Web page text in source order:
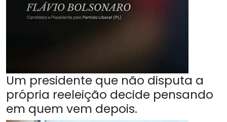
Um presidente que não disputa a
própria reeleição decide pensando
em quem vem depois.